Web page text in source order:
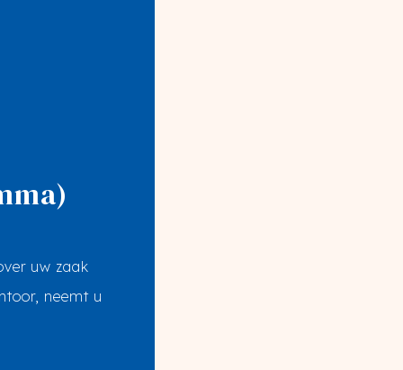
uw zaak
neemt u